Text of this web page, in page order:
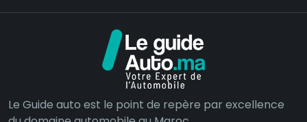
Le Guide auto est le point de repère par excellence